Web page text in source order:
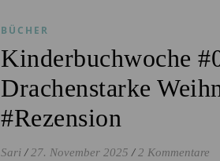
BÜCHER
Kinderbuchwoche
Drachenstarke
#Rezension
Sari / 27. November 2025 / 2 Kommentare